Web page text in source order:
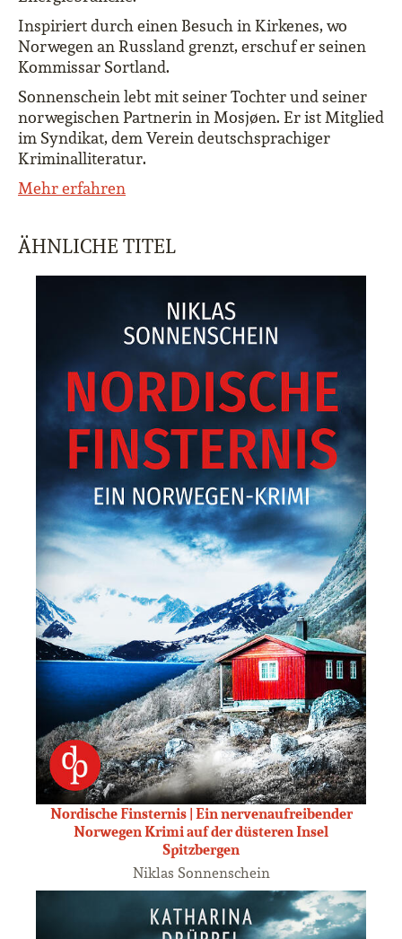
Inspiriert durch einen Besuch in Kirkenes, wo
Norwegen an Russland grenzt, erschuf er seinen
Kommissar Sortland.
Sonnenschein lebt mit seiner Tochter und seiner
norwegischen Partnerin in Mosjøen. Er ist Mitglied
im Syndikat, dem Verein deutschsprachiger
Kriminalliteratur.
Mehr erfahren
ÄHNLICHE TITEL
Nordische Finsternis | Ein nervenaufreibender
Norwegen Krimi auf der düsteren Insel
Spitzbergen
Niklas Sonnenschein